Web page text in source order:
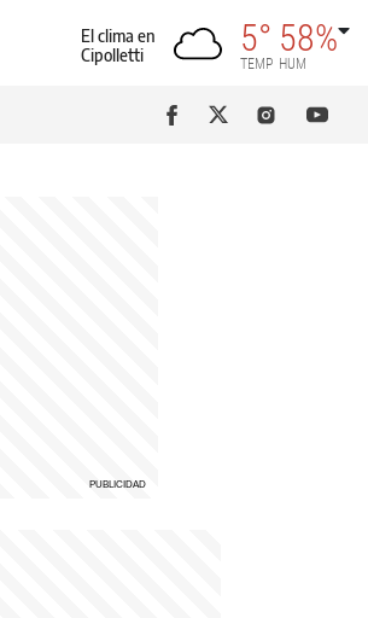
El clima en
Cipolletti
5°
TEMP
58%
HUM